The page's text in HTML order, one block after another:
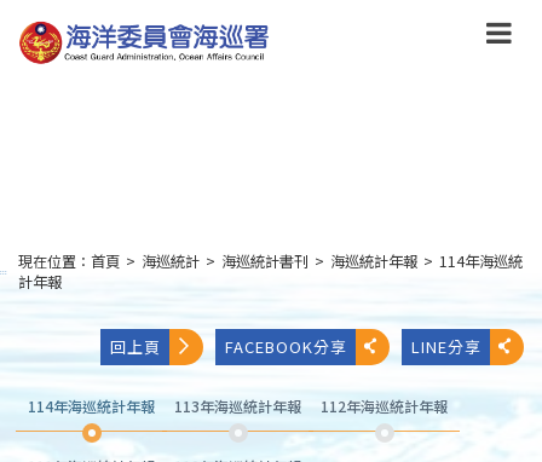
到
主
:::
現在位置： 首頁 > 海巡統計 > 海巡統計書刊 > 海巡統計年報 > 114年海巡統
計年報
回上頁 FACEBOOK分享 LINE分享
114年海巡統計年報 113年海巡統計年報 112年海巡統計年報